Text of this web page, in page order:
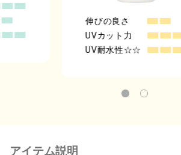
伸びの良さ
UVカット力
UV耐水性☆☆
アイテム説明